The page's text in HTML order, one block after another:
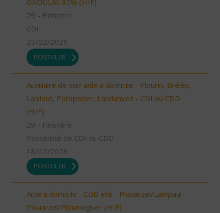
DAOULAS 80% (H/F)
29 - Finistère
CDI
23/02/2026
POSTULER
Auxiliaire de vie/ aide à domicile - Plourin, Brélès,
Lanildut, Porspoder, Landunvez - CDI ou CDD
(H/F)
29 - Finistère
Possibilité de CDI ou CDD
18/02/2026
POSTULER
Aide à domicile - CDD été - Plouarzel/Lampaul-
Plouarzel/Ploumoguer (H/F)